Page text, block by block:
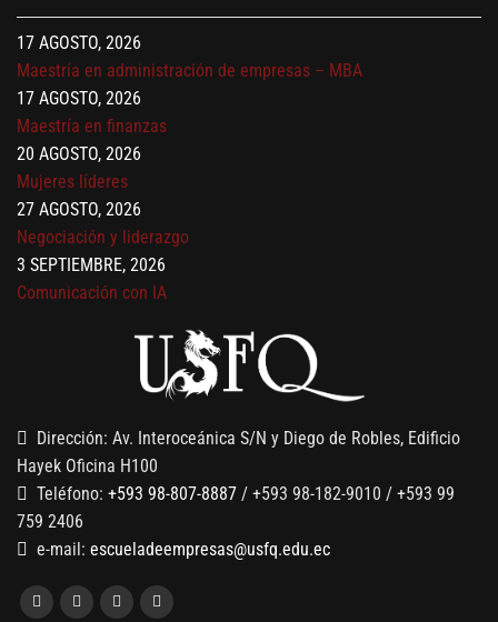
17 AGOSTO, 2026
Maestría en administración de empresas – MBA
17 AGOSTO, 2026
Maestría en finanzas
20 AGOSTO, 2026
Mujeres líderes
27 AGOSTO, 2026
Negociación y liderazgo
3 SEPTIEMBRE, 2026
Comunicación con IA
7 SEPTIEMBRE, 2026
Finanzas para no financieros
Dirección: Av. Interoceánica S/N y Diego de Robles, Edificio
Hayek Oficina H100
Teléfono: +593 98-807-8887 / +593 98-182-9010 / +593 99
759 2406
e-mail: escueladeempresas@usfq.edu.ec